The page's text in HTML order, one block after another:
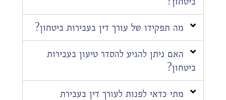
מה תפקידו של עורך דין בעבירות ביטחון?
האם ניתן להגיע להסדר טיעון בעבירות
ביטחון?
מתי כדאי לפנות לעורך דין בעבירת